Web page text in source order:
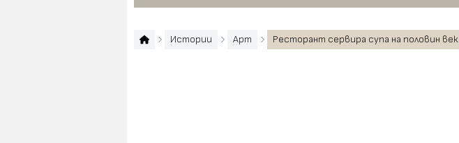
Истории Арт Ресторант сервира супа на половин век